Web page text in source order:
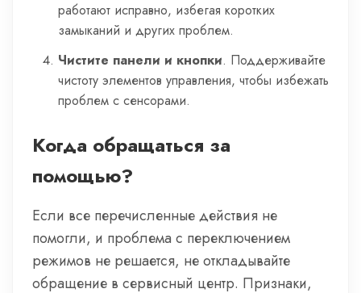
работают исправно, избегая коротких
замыканий и других проблем.
Чистите панели и кнопки. Поддерживайте
чистоту элементов управления, чтобы избежать
проблем с сенсорами.
Когда обращаться за
помощью?
Если все перечисленные действия не
помогли, и проблема с переключением
режимов не решается, не откладывайте
обращение в сервисный центр. Признаки,